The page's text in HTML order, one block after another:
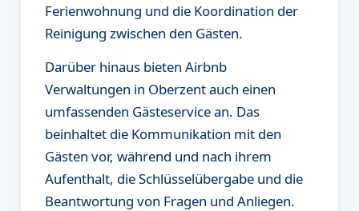
Ferienwohnung und die Koordination der
Reinigung zwischen den Gästen.
Darüber hinaus bieten Airbnb
Verwaltungen in Oberzent auch einen
umfassenden Gästeservice an. Das
beinhaltet die Kommunikation mit den
Gästen vor, während und nach ihrem
Aufenthalt, die Schlüsselübergabe und die
Beantwortung von Fragen und Anliegen.